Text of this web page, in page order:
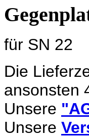
für SN 22
Die
ansonsten
Unsere
Unsere